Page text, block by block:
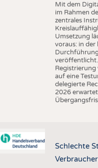
Mit dem
im Rahmen
zentrales
Umsetzung
voraus: in der
veröffentlicht.
auf eine
delegierte
2026
Schlechte